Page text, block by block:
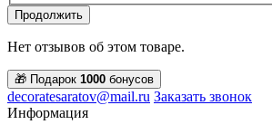
Продолжить
Нет отзывов об этом товаре.
🎁 Подарок 1000 бонусов
decoratesaratov@mail.ru Заказать звонок
Информация